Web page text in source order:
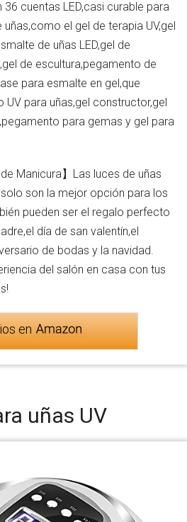
cuentas LED,casi curable para
el gel de terapia UV,gel
de uñas LED,gel de
de escultura,pegamento de
para esmalte en gel,que
UV para uñas,gel constructor,gel
para gemas y gel para
de Manicura】Las luces de uñas
son la mejor opción para los
pueden ser el regalo perfecto
día de san valentín,el
de bodas y la navidad.
del salón en casa con tus
en
uñas UV